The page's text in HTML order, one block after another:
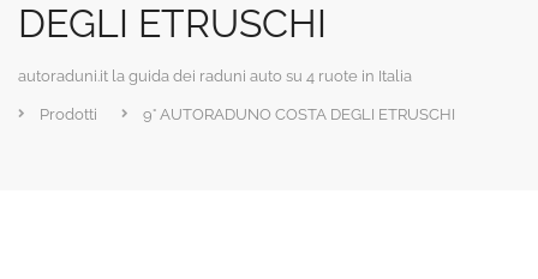
DEGLI ETRUSCHI
autoraduni.it la guida dei raduni auto su 4 ruote in Italia
Prodotti 9° AUTORADUNO COSTA DEGLI ETRUSCHI